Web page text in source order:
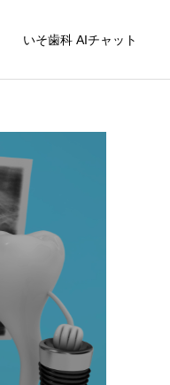
いそ歯科 AIチャット